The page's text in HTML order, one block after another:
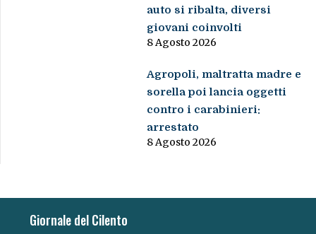
auto si ribalta, diversi
giovani coinvolti
8 Agosto 2026
Agropoli, maltratta madre e
sorella poi lancia oggetti
contro i carabinieri:
arrestato
8 Agosto 2026
Giornale del Cilento